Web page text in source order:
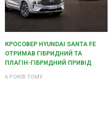
КРОСОВЕР HYUNDAI SANTA FE
ОТРИМАВ ГІБРИДНИЙ ТА
ПЛАГІН-ГІБРИДНИЙ ПРИВІД
6 РОКІВ ТОМУ